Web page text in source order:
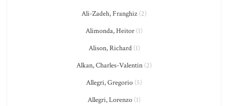
Ali-Zadeh, Franghiz (2)
Alimonda, Heitor (1)
Alison, Richard(1)
Alkan, Charles-Valentin (2)
Allegri, Gregorio (5)
Allegri, Lorenzo (1)